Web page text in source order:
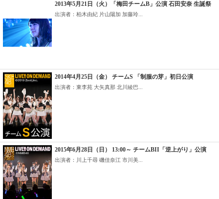
2013年5月21日（火）「梅田チームB」公演 石田安奈 生誕祭
出演者：柏木由紀 片山陽加 加藤玲...
2014年4月25日（金） チームS 「制服の芽」初日公演
出演者：東李苑 大矢真那 北川綾巴...
2015年6月28日（日） 13:00～ チームBII「逆上がり」公演
出演者：川上千尋 磯佳奈江 市川美...